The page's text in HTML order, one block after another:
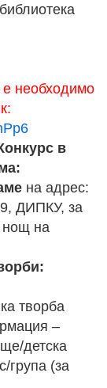
е необходимо
в
на адрес:
ДИПКУ, за
нощ на
творба
–
детска
група (за